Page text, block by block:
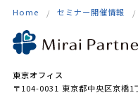
Home セミナー開催情報
東京オフィス
〒104-0031 東京都中央区京橋1